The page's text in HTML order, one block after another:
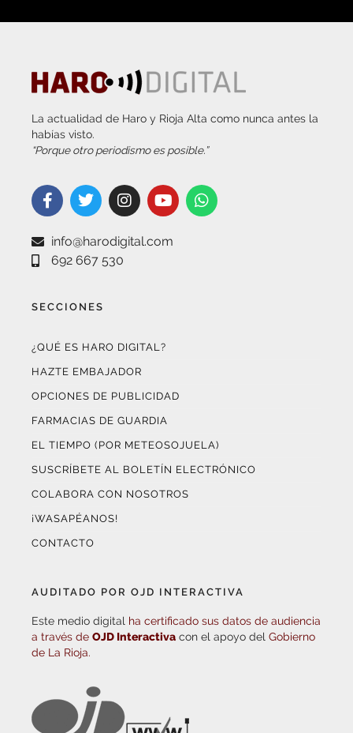
La actualidad de Haro y Rioja Alta como nunca antes la
habías visto.
“Porque otro periodismo es posible.”
info@harodigital.com
692 667 530
SECCIONES
¿QUÉ ES HARO DIGITAL?
HAZTE EMBAJADOR
OPCIONES DE PUBLICIDAD
FARMACIAS DE GUARDIA
EL TIEMPO (POR METEOSOJUELA)
SUSCRÍBETE AL BOLETÍN ELECTRÓNICO
COLABORA CON NOSOTROS
¡WASAPÉANOS!
CONTACTO
AUDITADO POR OJD INTERACTIVA
Este medio digital ha certificado sus datos de audiencia
a través de OJD Interactiva con el apoyo del Gobierno
de La Rioja.